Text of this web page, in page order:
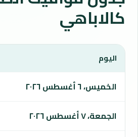
كالاباهي
يعرض هذا الجدول مواقيت الصلاة لمدة 7 أيام في كالاباهي، بما يشمل الفجر والشروق والظهر والعصر والمغرب والعشاء.
اليوم
الخميس، ٦ أغسطس ٢٠٢٦
الجمعة، ٧ أغسطس ٢٠٢٦